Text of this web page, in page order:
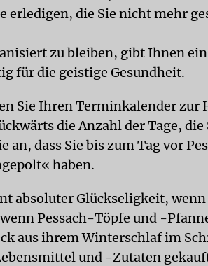
erledigen, die Sie nicht mehr
zu bleiben, gibt Ihnen
für die geistige Gesundheit.
Sie Ihren Terminkalender zur
die Anzahl der Tage, die
an, dass Sie bis zum Tag vor
haben.
absoluter Glückseligkeit, wenn
Pessach-Töpfe und -
aus ihrem Winterschlaf im
und -Zutaten